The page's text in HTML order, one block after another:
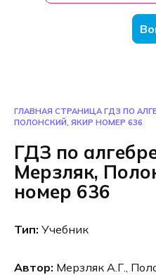
ГЛАВНАЯ СТРАНИЦА ГДЗ ПО
ПОЛОНСКИЙ, ЯКИР НОМЕР 636
ГДЗ по
Мерзляк,
номер 636
Тип: Учебник
Автор: Мерзляк А.Г.,